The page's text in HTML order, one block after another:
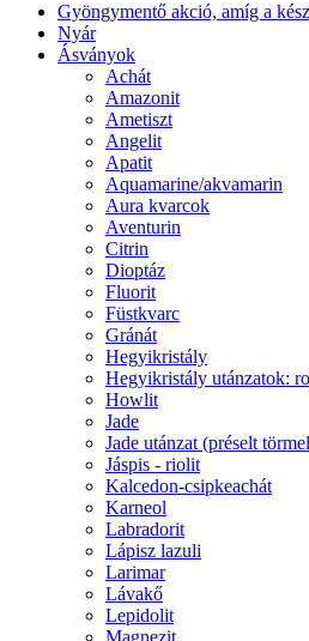
Gyöngymentő akció, amíg a
Nyár
Ásványok
Achát
Amazonit
Ametiszt
Angelit
Apatit
Aquamarine/akvamarin
Aura kvarcok
Aventurin
Citrin
Dioptáz
Fluorit
Füstkvarc
Gránát
Hegyikristály
Hegyikristály utánzatok:
Howlit
Jade
Jade utánzat (préselt
Jáspis - riolit
Kalcedon-csipkeachát
Karneol
Labradorit
Lápisz lazuli
Larimar
Lávakő
Lepidolit